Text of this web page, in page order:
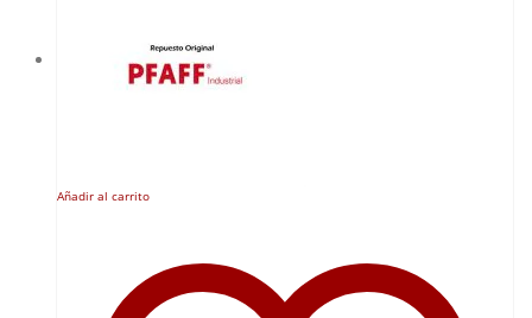
Añadir al carrito